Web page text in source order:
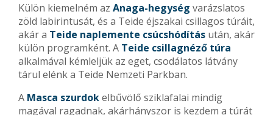
Külön kiemelném az Anaga-hegység varázslatos
zöld labirintusát, és a Teide éjszakai csillagos túráit,
akár a Teide naplemente csúcshódítás után, akár
külön programként. A Teide csillagnéző túra
alkalmával kémleljük az eget, csodálatos látvány
tárul elénk a Teide Nemzeti Parkban.
A Masca szurdokelbűvölő sziklafalai mindig
magával ragadnak, akárhányszor is kezdem a túrát